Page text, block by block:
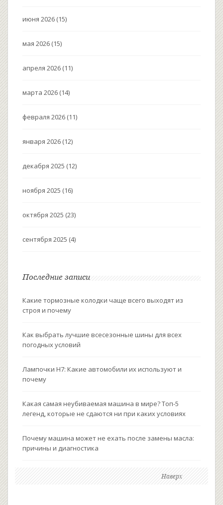
июня 2026 (15)
мая 2026 (15)
апреля 2026 (11)
марта 2026 (14)
февраля 2026 (11)
января 2026 (12)
декабря 2025 (12)
ноября 2025 (16)
октября 2025 (23)
сентября 2025 (4)
Последние записи
Какие тормозные колодки чаще всего выходят из
строя и почему
Как выбрать лучшие всесезонные шины для всех
погодных условий
Лампочки H7: Какие автомобили их используют и
почему
Какая самая неубиваемая машина в мире? Топ-5
легенд, которые не сдаются ни при каких условиях
Почему машина может не ехать после замены масла:
причины и диагностика
Наверх